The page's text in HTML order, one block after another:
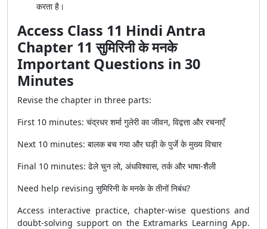
करता है।
Access Class 11 Hindi Antra
Chapter 11 सुमिरिनी के मनके
Important Questions in 30
Minutes
Revise the chapter in three parts:
First 10 minutes: चंद्रधर शर्मा गुलेरी का जीवन, विद्वत्ता और रचनाएँ
Next 10 minutes: बालक बच गया और घड़ी के पुर्जे के मुख्य विचार
Final 10 minutes: ढेले चुन लो, अंधविश्वास, तर्क और भाषा-शैली
Need help revising सुमिरिनी के मनके के तीनों निबंध?
Access interactive practice, chapter-wise questions and
doubt-solving support on the Extramarks Learning App.